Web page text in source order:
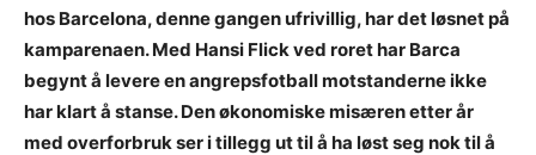
hos Barcelona, denne gangen ufrivillig, har det løsnet på
kamparenaen. Med Hansi Flick ved roret har Barca
begynt å levere en angrepsfotball motstanderne ikke
har klart å stanse. Den økonomiske misæren etter år
med overforbruk ser i tillegg ut til å ha løst seg nok til å